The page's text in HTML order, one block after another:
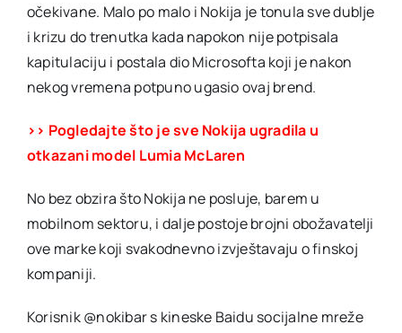
očekivane. Malo po malo i Nokija je tonula sve dublje
i krizu do trenutka kada napokon nije potpisala
kapitulaciju i postala dio Microsofta koji je nakon
nekog vremena potpuno ugasio ovaj brend.
>> Pogledajte što je sve Nokija ugradila u
otkazani model Lumia McLaren
No bez obzira što Nokija ne posluje, barem u
mobilnom sektoru, i dalje postoje brojni obožavatelji
ove marke koji svakodnevno izvještavaju o finskoj
kompaniji.
Korisnik @nokibar s kineske Baidu socijalne mreže